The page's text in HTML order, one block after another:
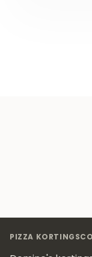
PIZZA